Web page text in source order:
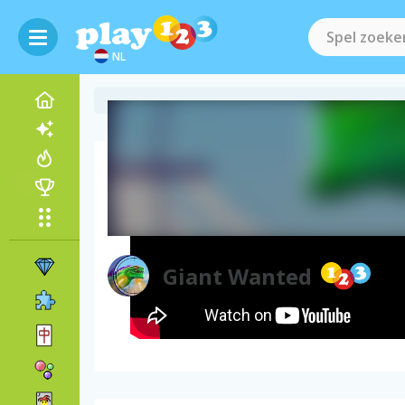
NL
Giant Wanted
Video van het spel